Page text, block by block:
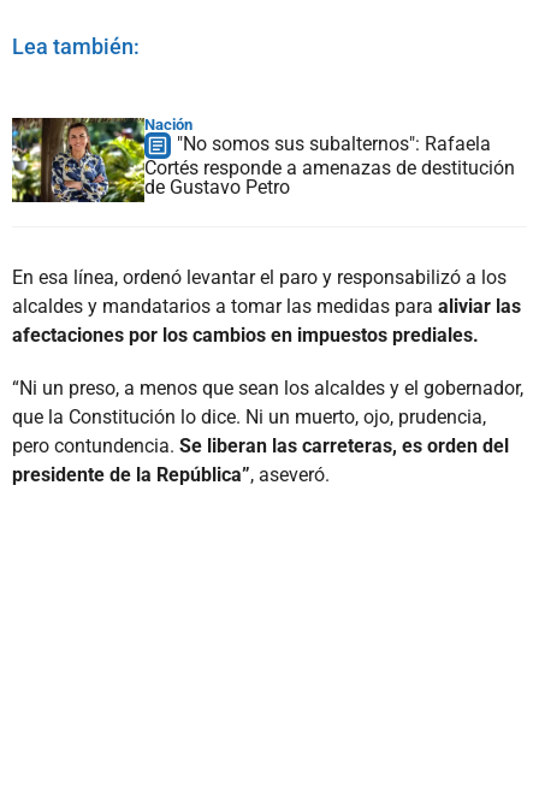
Lea también:
Nación
"No somos sus subalternos": Rafaela
Cortés responde a amenazas de destitución
de Gustavo Petro
En esa línea, ordenó levantar el paro y responsabilizó a los
alcaldes y mandatarios a tomar las medidas para aliviar las
afectaciones por los cambios en impuestos prediales.
“Ni un preso, a menos que sean los alcaldes y el gobernador,
que la Constitución lo dice. Ni un muerto, ojo, prudencia,
pero contundencia. Se liberan las carreteras, es orden del
presidente de la República”, aseveró.